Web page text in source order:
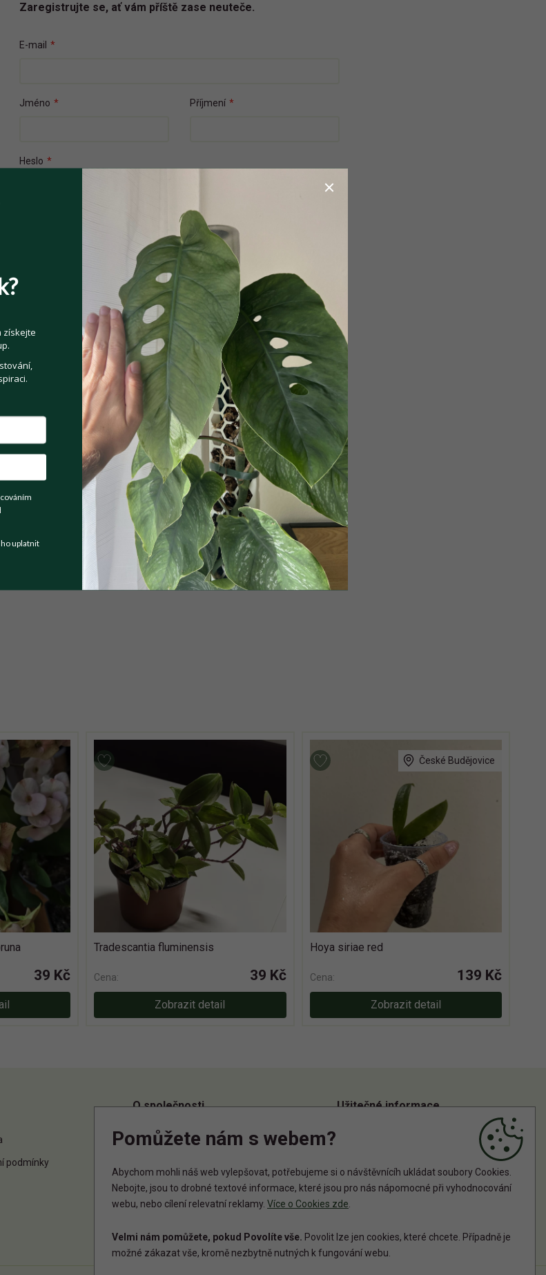
Zaregistrujte se, ať vám příště zase neuteče.
E-mail *
Jméno * Příjmení *
Heslo *
Přečetl(a) jsem si a souhlasím s Veřejnými obchodními podmínkami
Souhlasím se zpracováním osobních údajů za účelem registrace.
Registrovat se
Facebook Twitter Email
Pokojové rostliny
39 Kč
Tradescantia fluminensis
Cena: 39 Kč
Zobrazit detail
České Budějovice
Hoya siriae red
Cena: 139 Kč
Zobrazit detail
podmínky
O společnosti
O nás
Užitečné informace
Informace o zpracování osobních údajů
Pomůžete nám s webem?
Abychom mohli náš web vylepšovat, potřebujeme si o návštěvnícíh ukládat soubory Cookies.
Nebojte, jsou to drobné textové informace, které jsou pro nás nápomocné při vyhodnocování
webu, nebo cílení relevatní reklamy. Více o Cookies zde
Velmi nám pomůžete, pokud Povolíte vše. Povolit lze jen cookies, které chcete. Případně je
možné zákazat vše, kromě nezbytně nutných k fungování webu.
získejte
uplatnit